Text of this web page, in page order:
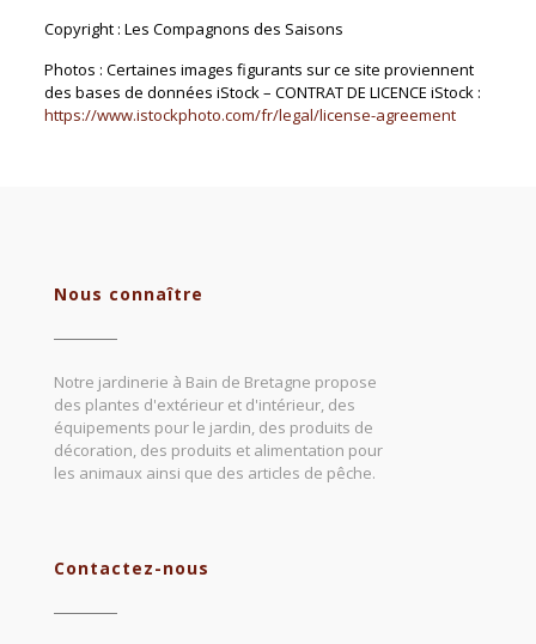
Copyright : Les Compagnons des Saisons
Photos : Certaines images figurants sur ce site proviennent
des bases de données iStock – CONTRAT DE LICENCE iStock :
https://www.istockphoto.com/fr/legal/license-agreement
Nous connaître
Notre jardinerie à Bain de Bretagne propose
des plantes d'extérieur et d'intérieur, des
équipements pour le jardin, des produits de
décoration, des produits et alimentation pour
les animaux ainsi que des articles de pêche.
Contactez-nous